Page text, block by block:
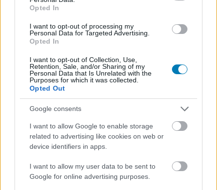
Opted In
I want to opt-out of processing my
Personal Data for Targeted Advertising.
Opted In
I want to opt-out of Collection, Use,
Retention, Sale, and/or Sharing of my
Personal Data that Is Unrelated with the
Purposes for which it was collected.
Opted Out
Google consents
I want to allow Google to enable storage
related to advertising like cookies on web or
device identifiers in apps.
I want to allow my user data to be sent to
Google for online advertising purposes.
#wortex 2026
StarCraft 2
AMI TETSZETT